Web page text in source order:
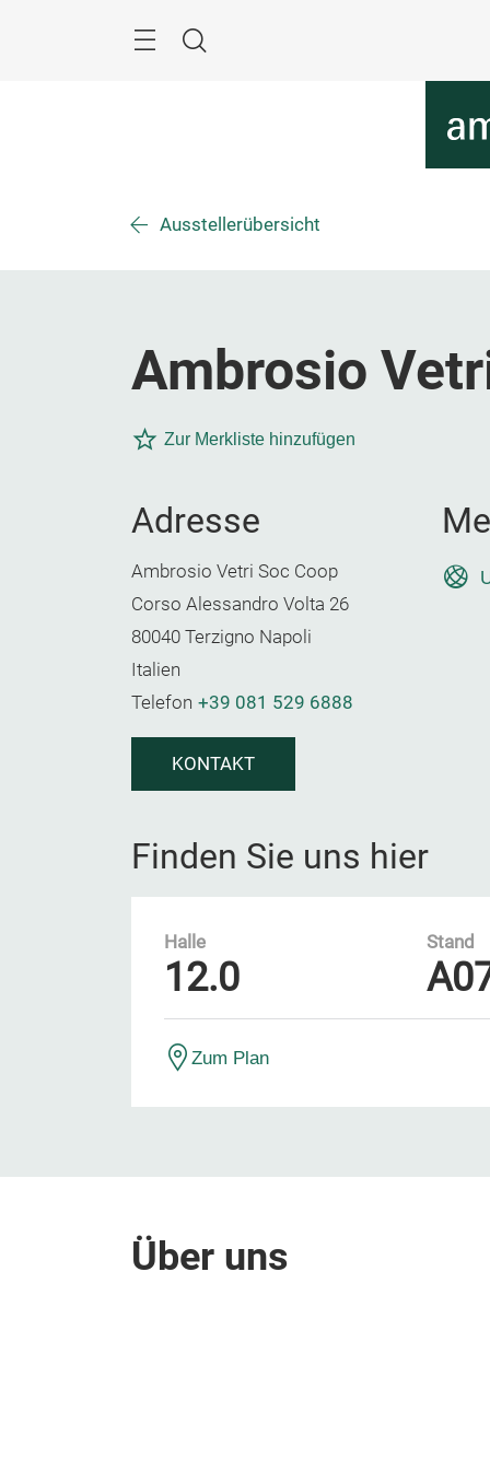
Suche
Ausstellerübersicht
Ambrosio
Zur Merkliste hinzufügen
Adresse
Ambrosio Vetri Soc Coop
Corso Alessandro Volta 26
80040 Terzigno Napoli
Italien
Telefon +39 081 529 6888
KONTAKT
Finden Sie uns hier
Halle
12.0
Stand
Zum Plan
Über uns